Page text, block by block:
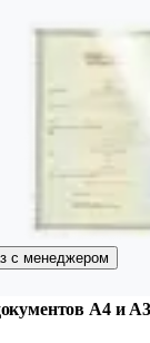
с менеджером
А4 и